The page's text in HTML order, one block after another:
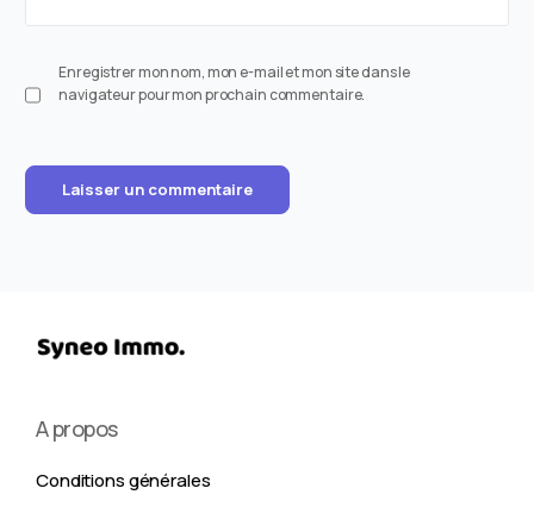
Enregistrer mon nom, mon e-mail et mon site dans le
navigateur pour mon prochain commentaire.
A propos
Conditions générales